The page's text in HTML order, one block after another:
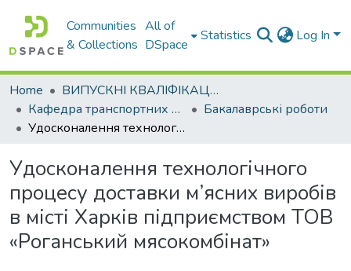
Communities
& Collections
All of
DSpace
Statistics Log In
Home
ВИПУСКНІ КВАЛІФІКАЦІЙНІ РОБОТИ
Кафедра транспортних технологій
Бакалаврські роботи
Удосконалення технологічного процесу доставки м’ясних виробів в місті Харків підприємством ТОВ «Роганський мясокомбінат»
Удосконалення технологічного
процесу доставки м’ясних виробів
в місті Харків підприємством ТОВ
«Роганський мясокомбінат»